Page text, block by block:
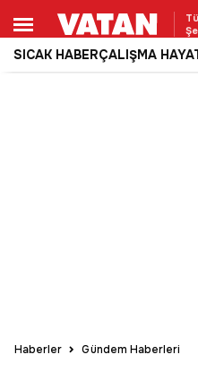
SICAK HABERÇALIŞMA
Haberler Gündem Haberleri